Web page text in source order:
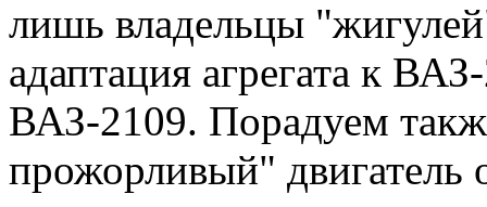
лишь владельцы
адаптация агрегата к
ВАЗ-2109. Порадуем
прожорливый" двигатель